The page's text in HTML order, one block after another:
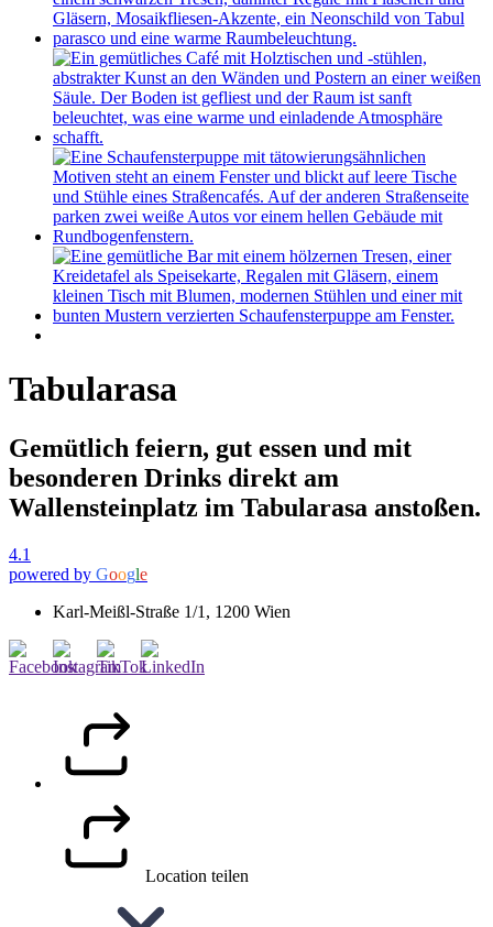
Tabularasa
Gemütlich feiern, gut essen und mit
besonderen Drinks direkt am
Wallensteinplatz im Tabularasa anstoßen.
4.1
powered by Google
Karl-Meißl-Straße 1/1, 1200 Wien
Location teilen